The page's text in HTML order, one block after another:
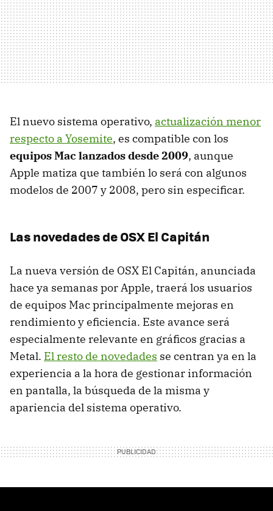
El nuevo sistema operativo, actualización menor
respecto a Yosemite, es compatible con los
equipos Mac lanzados desde 2009, aunque
Apple matiza que también lo será con algunos
modelos de 2007 y 2008, pero sin especificar.
Las novedades de OSX El Capitán
La nueva versión de OSX El Capitán, anunciada
hace ya semanas por Apple, traerá los usuarios
de equipos Mac principalmente mejoras en
rendimiento y eficiencia. Este avance será
especialmente relevante en gráficos gracias a
Metal. El resto de novedades se centran ya en la
experiencia a la hora de gestionar información
en pantalla, la búsqueda de la misma y
apariencia del sistema operativo.